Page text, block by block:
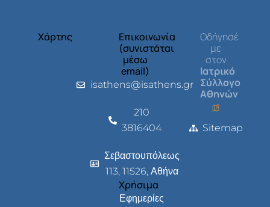
Χάρτης
Επικοινωνία
(συνιστάται
μέσω
email)
isathens@isathens.gr
210
3816404
Σεβαστουπόλεως
113, 11526, Αθήνα
Χρήσιμα
Εφημερίες
Οδήγησέ
με
στον
Ιατρικό
Σύλλογο
Αθηνών
Sitemap